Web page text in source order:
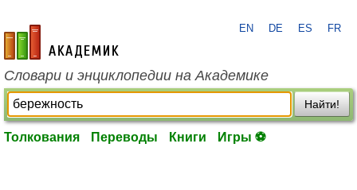
academic.ru
EN DE ES FR
Словари и энциклопедии на Академике
Найти!
Толкования Переводы Книги Игры ⚽